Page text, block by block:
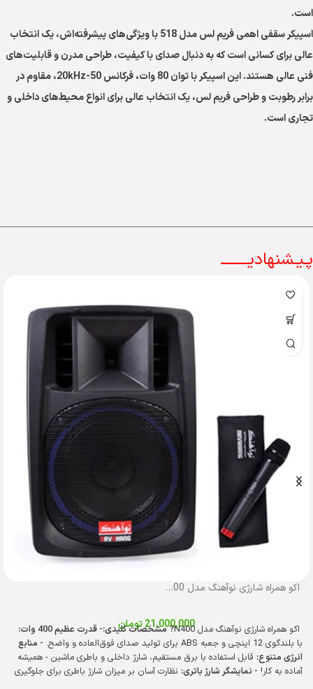
است.
اسپیکر سقفی اهمی فریم لس مدل 518 با ویژگی‌های پیشرفته‌اش، یک انتخاب
عالی برای کسانی است که به دنبال صدای با کیفیت، طراحی مدرن و قابلیت‌های
فنی عالی هستند. این اسپیکر با توان 80 وات، فرکانس 50-20kHz، مقاوم در
برابر رطوبت و طراحی فریم لس، یک انتخاب عالی برای انواع محیط‌های داخلی و
تجاری است.
پـیـشنهادیــــــــ
اکو همراه شارژی نوآهنگ مدل N400 با میکروفن بی‌سیم
21,000,000تومان اکو همراه شارژی نوآهنگ مدل N400 ? مشخصات کلیدی:- قدرت عظیم 400 وات:
با بلندگوی 12 اینچی و جعبه ABS برای تولید صدای فوق‌العاده و واضح.
- منابع
انرژی متنوع: قابل استفاده با برق مستقیم، شارژ داخلی و باطری ماشین - همیشه
آماده به کار! - نمایشگر شارژ باتری: نظارت آسان بر میزان شارژ باطری برای جلوگیری